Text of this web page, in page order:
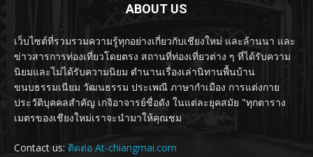
ABOUT US
เว็บไซต์ที่รวมรวมความรู้ทุกอย่างเกี่ยวกับเชียงใหม่ และล้านนา และ
ข่าวสารการท่องเที่ยวโดยตรง สถานที่ท่องเที่ยวต่าง ๆ ที่ได้รับความ
นิยมและไม่ได้รับความนิยม ตำนานเรื่องเล่านิทานพื้นบ้าน
ขนบธรรมเนียม วัฒนธรรม ประเพณี ภาษากำเมือง การแต่งกาย
ประวัติบุคคลสำคัญ เกจิอาจารย์ชื่อดัง ในแต่ละยุคสมัย "ทุกตาราง
เมตรของเชียงใหม่เราจะนำมาให้คุณชม
Contact us: ติดต่อ At-chiangmai.com